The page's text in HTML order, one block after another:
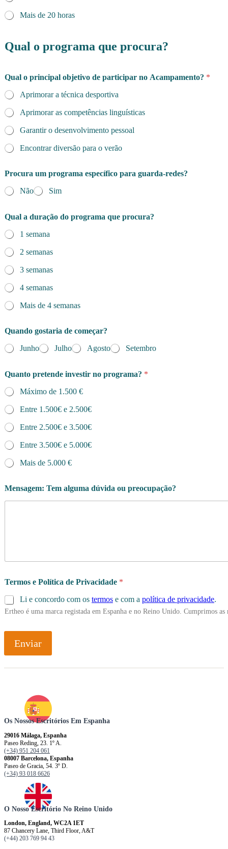
Mais de 20 horas
Qual o programa que procura?
Qual o principal objetivo de participar no Acampamento? *
Aprimorar a técnica desportiva
Aprimorar as competências linguísticas
Garantir o desenvolvimento pessoal
Encontrar diversão para o verão
Procura um programa específico para guarda-redes?
Não
Sim
Qual a duração do programa que procura?
1 semana
2 semanas
3 semanas
4 semanas
Mais de 4 semanas
Quando gostaria de começar?
Junho
Julho Agosto Setembro
Quanto pretende investir no programa? *
Máximo de 1.500 €
Entre 1.500€ e 2.500€
Entre 2.500€ e 3.500€
Entre 3.500€ e 5.000€
Mais de 5.000 €
Mensagem: Tem alguma dúvida ou preocupação?
Termos e Política de Privacidade *
Li e concordo com os termos e com a política de privacidade.
Ertheo é uma marca registada em Espanha e no Reino Unido. Cumprimos
Enviar
Os Nossos Escritórios Em Espanha
29016 Málaga, Espanha
Paseo Reding, 23. 1º A.
(+34) 951 204 061
08007 Barcelona, ​​​​​Espanha
Paseo de Gracia, 54. 3º D.
(+34) 93 018 6626
O Nosso Escritório No Reino Unido
London, England, WC2A 1ET
87 Chancery Lane, Third Floor, A&T
(+44) 203 769 94 43